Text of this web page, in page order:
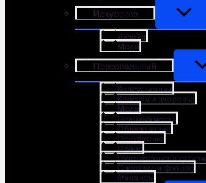
Искусство
Дизайн
Мода
Персональный
Консультации
Красота и здоровье
Мода
Недвижимость
Образование
Портфолио
Право
Путешествия и туризм
Спортзал и фитнес
Финансы